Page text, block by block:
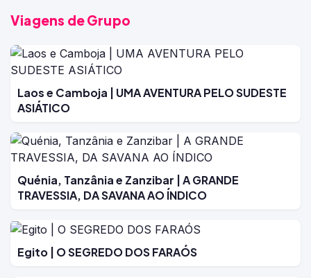
Viagens de Grupo
Laos e Camboja | UMA AVENTURA PELO SUDESTE
ASIÁTICO
Quénia, Tanzânia e Zanzibar | A GRANDE
TRAVESSIA, DA SAVANA AO ÍNDICO
Egito | O SEGREDO DOS FARAÓS